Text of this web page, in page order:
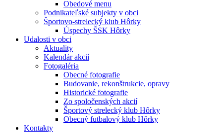
Obedové menu
Podnikateľské subjekty v obci
Športovo-strelecký klub Hôrky
Úspechy ŠSK Hôrky
Udalosti v obci
Aktuality
Kalendár akcií
Fotogaléria
Obecné fotografie
Budovanie, rekonštrukcie, opravy
Historické fotografie
Zo spoločenských akcií
Športový strelecký klub Hôrky
Obecný futbalový klub Hôrky
Kontakty